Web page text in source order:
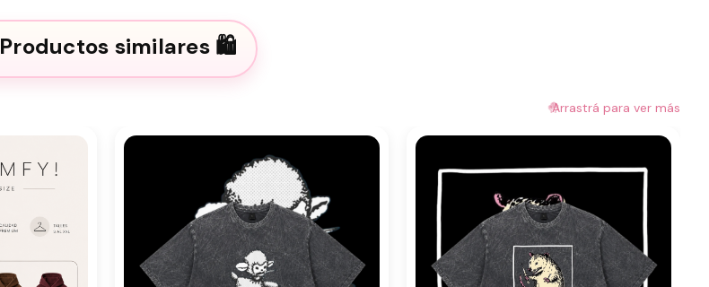
Productos similares
🤚
Arrastrá para ver más